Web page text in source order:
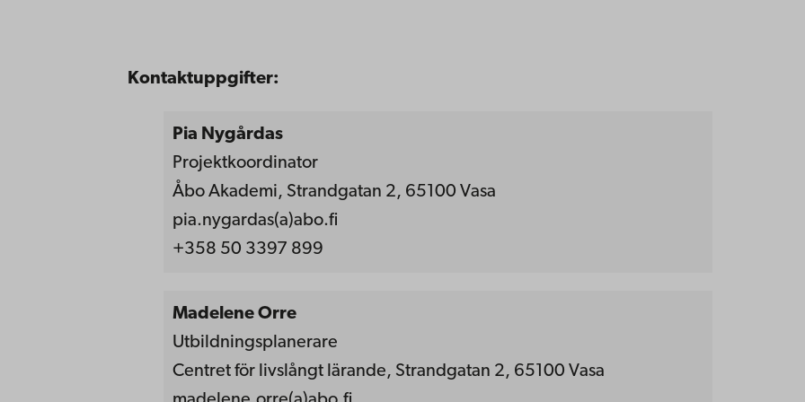
Kontaktuppgifter:
Pia Nygårdas
Projektkoordinator
Åbo Akademi, Strandgatan 2, 65100 Vasa
pia.nygardas(a)abo.fi
+358 50 3397 899
Madelene Orre
Utbildningsplanerare
Centret för livslångt lärande, Strandgatan 2, 65100 Vasa